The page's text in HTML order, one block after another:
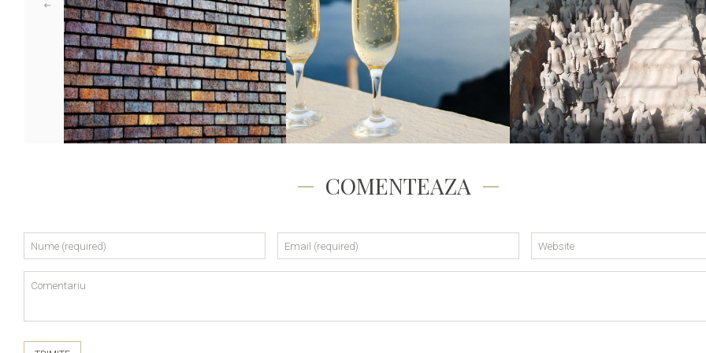
BONA, DRAGA NOASTRA. 50 DE ANI DE ANCA CHINA – LUMINI SI UMBRE
COMENTEAZA